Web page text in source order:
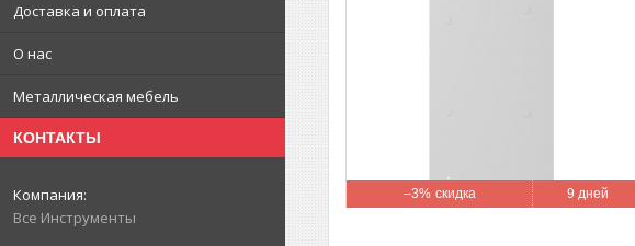
Доставка и оплата
О нас
Металлическая мебель
КОНТАКТЫ
Все Инструменты
–3% 9 дней